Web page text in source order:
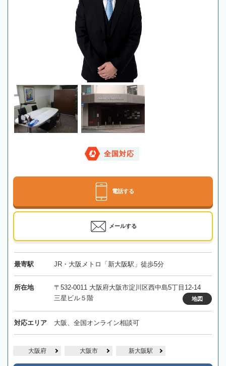
全国対応
電話する
メールする
最寄駅 JR・大阪メトロ「新大阪駅」徒歩5分
所在地
〒532-0011 大阪府大阪市淀川区西中島5丁目12-14
三星ビル５階
地図
対応エリア 大阪、全国オンライン相談可
大阪府 大阪市 新大阪駅